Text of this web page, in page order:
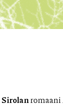
romaani